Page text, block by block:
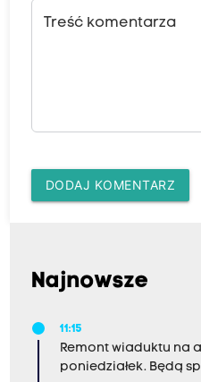
Treść komentarza
DODAJ KOMENTARZ
Najnowsze
11:15
Remont wiaduktu na
poniedziałek. Będą